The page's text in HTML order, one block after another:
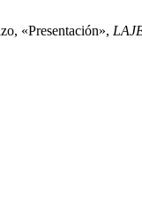
«Presentación»,